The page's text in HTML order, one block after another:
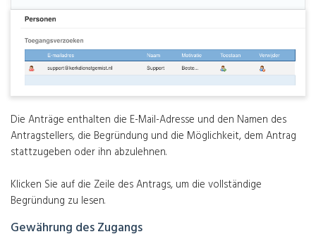
Die Anträge enthalten die E-Mail-Adresse und den Namen des
Antragstellers, die Begründung und die Möglichkeit, dem Antrag
stattzugeben oder ihn abzulehnen.
Klicken Sie auf die Zeile des Antrags, um die vollständige
Begründung zu lesen.
Gewährung des Zugangs